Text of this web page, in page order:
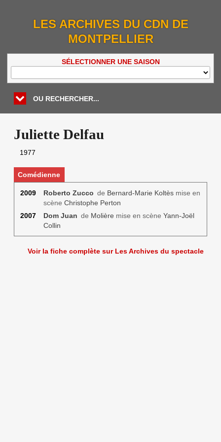
LES ARCHIVES DU CDN DE
MONTPELLIER
SÉLECTIONNER UNE SAISON
OU RECHERCHER...
Juliette Delfau
1977
Comédienne
2009 Roberto Zucco de Bernard-Marie Koltèsmise en
scène Christophe Perton
2007
Dom Juan de Molière mise en scène Yann-Joël
Collin
Voir la fiche complète sur Les Archives du spectacle